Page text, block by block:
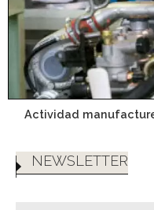
Actividad
NEWSLETTER